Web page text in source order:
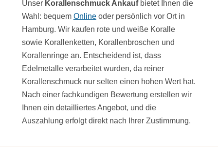
Unser Korallenschmuck Ankaufbietet Ihnen die
Wahl: bequem Onlineoder persönlich vor Ort in
Hamburg. Wir kaufen rote und weiße Koralle
sowie Korallenketten, Korallenbroschen und
Korallenringe an. Entscheidend ist, dass
Edelmetalle verarbeitet wurden, da reiner
Korallenschmuck nur selten einen hohen Wert hat.
Nach einer fachkundigen Bewertung erstellen wir
Ihnen ein detailliertes Angebot, und die
Auszahlung erfolgt direkt nach Ihrer Zustimmung.